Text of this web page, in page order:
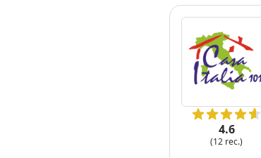
4.6
(12 rec.)